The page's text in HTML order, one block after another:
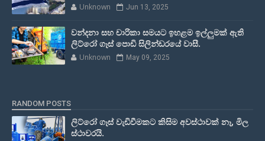
Unknown Jun 13, 2025
වන්දනා සහ චාරිකා සමයට ඉහළම ඉල්ලුමක් ඇති
ලිට්රෝ ගෑස් පොඩි සිලින්ඩරයේ වාසී.
Unknown May 09, 2025
RANDOM POSTS
ලිට්රෝ ගෑස් වැඩිවීමකට කිසිම අවස්ථාවක් නෑ, මිල
ස්ථාවරයි.